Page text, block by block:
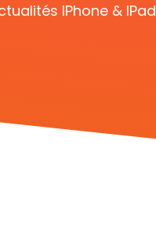
IPhone & IPad